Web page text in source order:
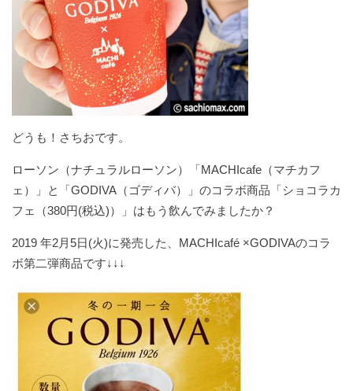
どうも！さちおです。
ローソン（ナチュラルローソン）「MACHIcafe（マチカフ
ェ）」と「GODIVA（ゴディバ）」のコラボ商品「ショコラカ
フェ（380円(税込)）」はもう飲んでみましたか？
2019 年2月5日(火)に発売した、MACHIcafé ×GODIVAのコラ
ボ第二弾商品です↓↓↓